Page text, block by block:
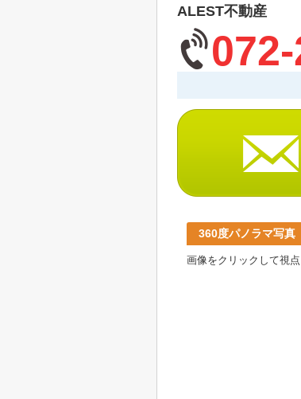
ALEST不動産
360度パノラマ写真
画像をクリックして視